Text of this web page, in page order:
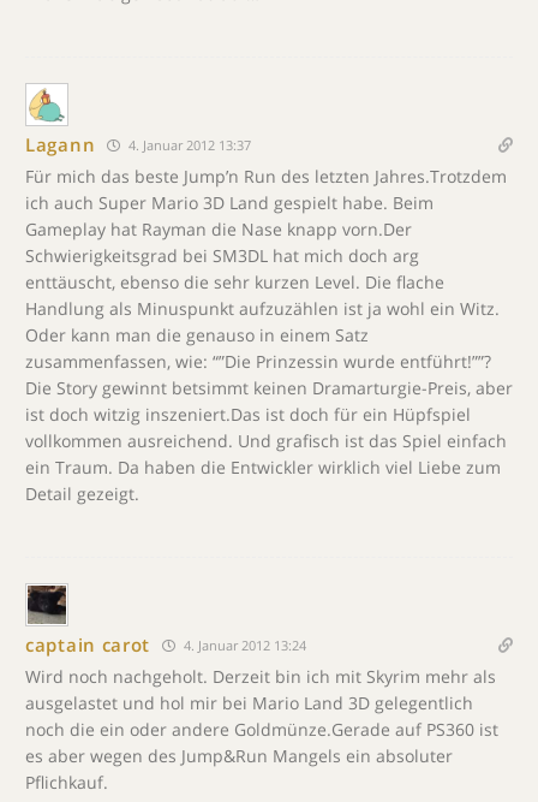
Lagann 4. Januar 2012 13:37
Für mich das beste Jump’n Run des letzten Jahres.Trotzdem
ich auch Super Mario 3D Land gespielt habe. Beim
Gameplay hat Rayman die Nase knapp vorn.Der
Schwierigkeitsgrad bei SM3DL hat mich doch arg
enttäuscht, ebenso die sehr kurzen Level. Die flache
Handlung als Minuspunkt aufzuzählen ist ja wohl ein Witz.
Oder kann man die genauso in einem Satz
zusammenfassen, wie: “”Die Prinzessin wurde entführt!””?
Die Story gewinnt betsimmt keinen Dramarturgie-Preis, aber
ist doch witzig inszeniert.Das ist doch für ein Hüpfspiel
vollkommen ausreichend. Und grafisch ist das Spiel einfach
ein Traum. Da haben die Entwickler wirklich viel Liebe zum
Detail gezeigt.
captain carot 4. Januar 2012 13:24
Wird noch nachgeholt. Derzeit bin ich mit Skyrim mehr als
ausgelastet und hol mir bei Mario Land 3D gelegentlich
noch die ein oder andere Goldmünze.Gerade auf PS360 ist
es aber wegen des Jump&Run Mangels ein absoluter
Pflichkauf.